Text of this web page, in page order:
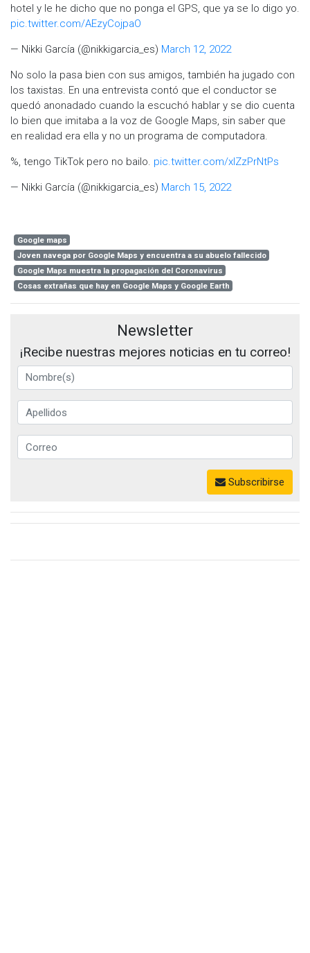
hotel y le he dicho que no ponga el GPS, que ya se lo digo yo.
pic.twitter.com/AEzyCojpaO
— Nikki García (@nikkigarcia_es) March 12, 2022
No solo la pasa bien con sus amigos, también ha jugado con
los taxistas. En una entrevista contó que el conductor se
quedó anonadado cuando la escuchó hablar y se dio cuenta
lo bien que imitaba a la voz de Google Maps, sin saber que
en realidad era ella y no un programa de computadora.
%, tengo TikTok pero no bailo. pic.twitter.com/xlZzPrNtPs
— Nikki García (@nikkigarcia_es) March 15, 2022
Google maps
Joven navega por Google Maps y encuentra a su abuelo fallecido
Google Maps muestra la propagación del Coronavirus
Cosas extrañas que hay en Google Maps y Google Earth
Newsletter
¡Recibe nuestras mejores noticias en tu correo!
Subscribirse